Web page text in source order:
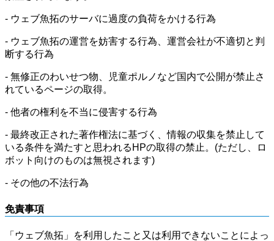
- ウェブ魚拓のサーバに過度の負荷をかける行為
- ウェブ魚拓の運営を妨害する行為、運営会社が不適切と判
断する行為
- 無修正のわいせつ物、児童ポルノなど国内で公開が禁止さ
れているページの取得。
- 他者の権利を不当に侵害する行為
- 最終改正された著作権法に基づく、情報の収集を禁止して
いる条件を満たすと思われるHPの取得の禁止。(ただし、ロ
ボット向けのものは無視されます)
- その他の不法行為
免責事項
「ウェブ魚拓」を利用したこと又は利用できないことによっ